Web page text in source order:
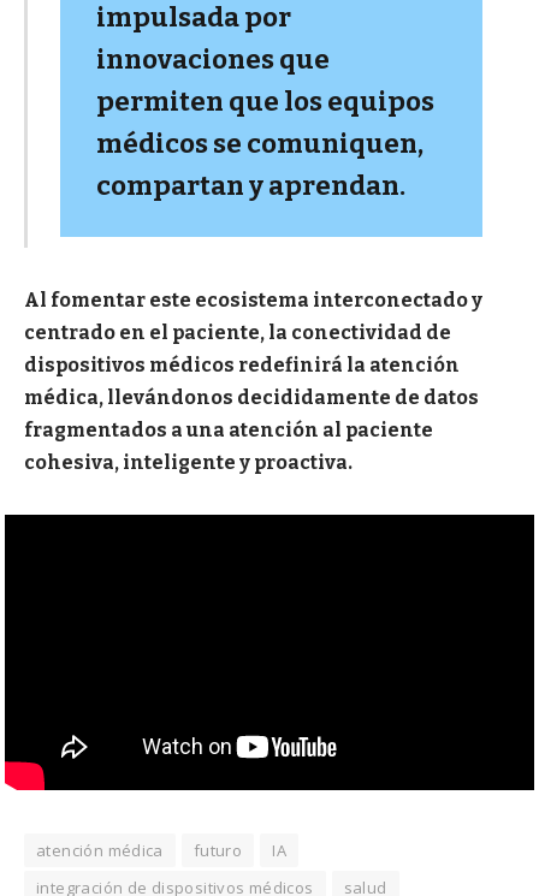
impulsada por
innovaciones que
permiten que los equipos
médicos se comuniquen,
compartan y aprendan.
Al fomentar este ecosistema interconectado y
centrado en el paciente, la conectividad de
dispositivos médicos redefinirá la atención
médica, llevándonos decididamente de datos
fragmentados a una atención al paciente
cohesiva, inteligente y proactiva.
atención médica futuro
IA
integración de dispositivos médicos
salud